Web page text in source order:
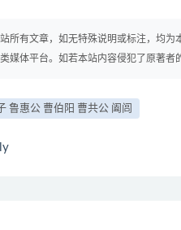
所有文章，如无特殊说明或标注，均为
媒体平台。如若本站内容侵犯了原著者
鲁惠公 曹伯阳 曹共公 阖闾